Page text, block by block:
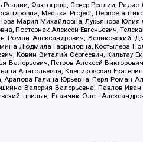
Фактограф, Север.Реалии, Радио
Medusa Project, Первое
Мария Михайловна, Лукьянова Юлия
Постернак Алексей Евгеньевич,
Александрович, Великовский
Людмила Гавриловна, Костылева
Ковин Виталий Сергеевич, Кильтау
Петров Алексей
Анатольевна, Клепиковская
Галина Юрьевна, Перл Роман
Валерия Валерьевна, Павлов
призыв, Еланчик Олег